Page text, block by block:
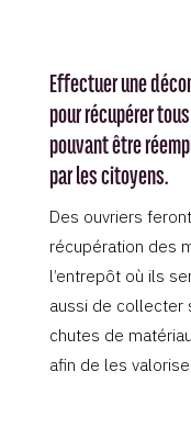
Effectuer une
pour récupérer
pouvant être
par les citoyens.
Des ouvriers
récupération des
l’entrepôt où ils
aussi de collecter
chutes de
afin de les